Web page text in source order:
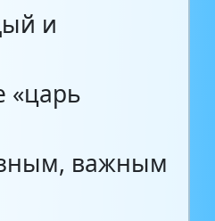
и
«царь
важным